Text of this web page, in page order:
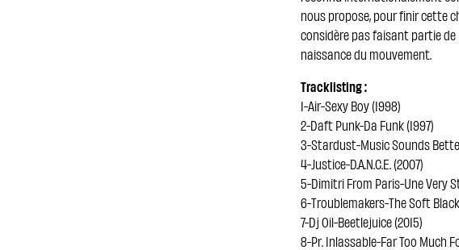
nous propose, pour finir cette
considère pas faisant partie de
naissance du mouvement.
Tracklisting :
1-Air-Sexy Boy (1998)
2-Daft Punk-Da Funk (1997)
3-Stardust-Music Sounds
4-Justice-D.A.N.C.E. (2007)
5-Dimitri From Paris-Une Very
6-Troublemakers-The Soft
7-Dj Oil-Beetlejuice (2015)
8-Pr. Inlassable-Far Too Much